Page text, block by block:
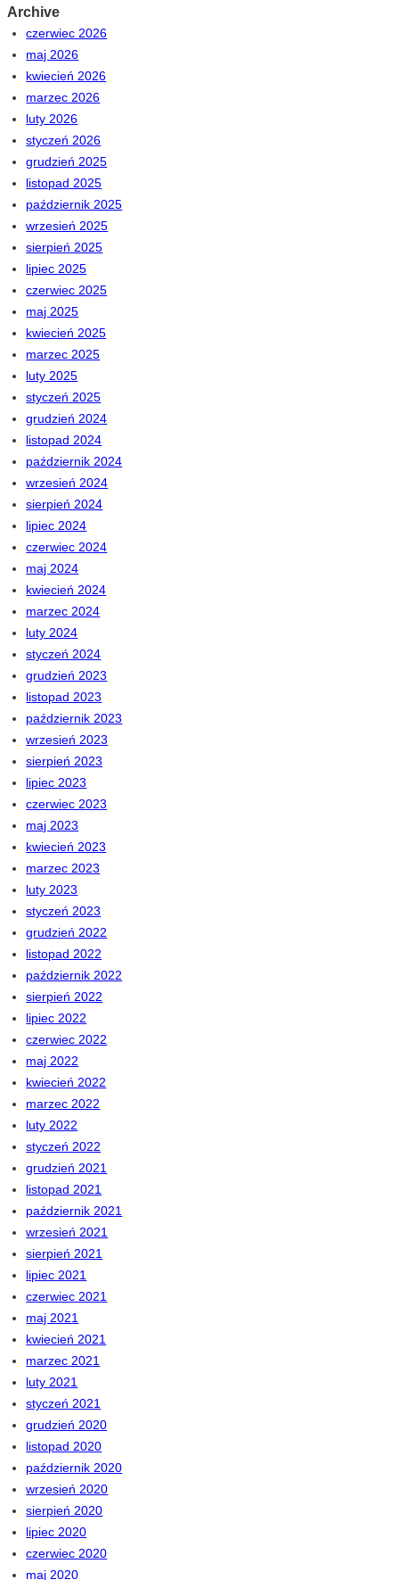
Archive
czerwiec 2026
maj 2026
kwiecień 2026
marzec 2026
luty 2026
styczeń 2026
grudzień 2025
listopad 2025
październik 2025
wrzesień 2025
sierpień 2025
lipiec 2025
czerwiec 2025
maj 2025
kwiecień 2025
marzec 2025
luty 2025
styczeń 2025
grudzień 2024
listopad 2024
październik 2024
wrzesień 2024
sierpień 2024
lipiec 2024
czerwiec 2024
maj 2024
kwiecień 2024
marzec 2024
luty 2024
styczeń 2024
grudzień 2023
listopad 2023
październik 2023
wrzesień 2023
sierpień 2023
lipiec 2023
czerwiec 2023
maj 2023
kwiecień 2023
marzec 2023
luty 2023
styczeń 2023
grudzień 2022
listopad 2022
październik 2022
sierpień 2022
lipiec 2022
czerwiec 2022
maj 2022
kwiecień 2022
marzec 2022
luty 2022
styczeń 2022
grudzień 2021
listopad 2021
październik 2021
wrzesień 2021
sierpień 2021
lipiec 2021
czerwiec 2021
maj 2021
kwiecień 2021
marzec 2021
luty 2021
styczeń 2021
grudzień 2020
listopad 2020
październik 2020
wrzesień 2020
sierpień 2020
lipiec 2020
czerwiec 2020
maj 2020